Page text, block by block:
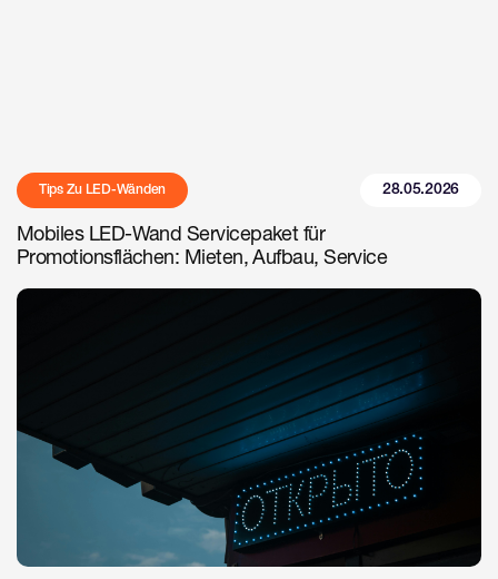
Tips Zu LED-Wänden 28.05.2026
Mobiles LED-Wand Servicepaket für
Promotionsflächen: Mieten, Aufbau, Service